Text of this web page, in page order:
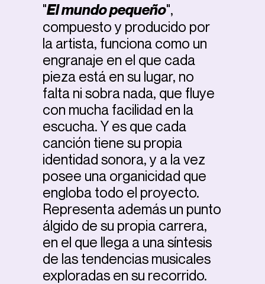
"El mundo pequeño",
compuesto y producido por
la artista, funciona como un
engranaje en el que cada
pieza está en su lugar, no
falta ni sobra nada, que fluye
con mucha facilidad en la
escucha. Y es que cada
canción tiene su propia
identidad sonora, y a la vez
posee una organicidad que
engloba todo el proyecto.
Representa además un punto
álgido de su propia carrera,
en el que llega a una síntesis
de las tendencias musicales
exploradas en su recorrido.